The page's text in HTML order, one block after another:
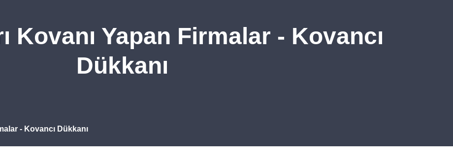
Kovanı Yapan Firmalar - Kovancı
Dükkanı
- Kovancı Dükkanı